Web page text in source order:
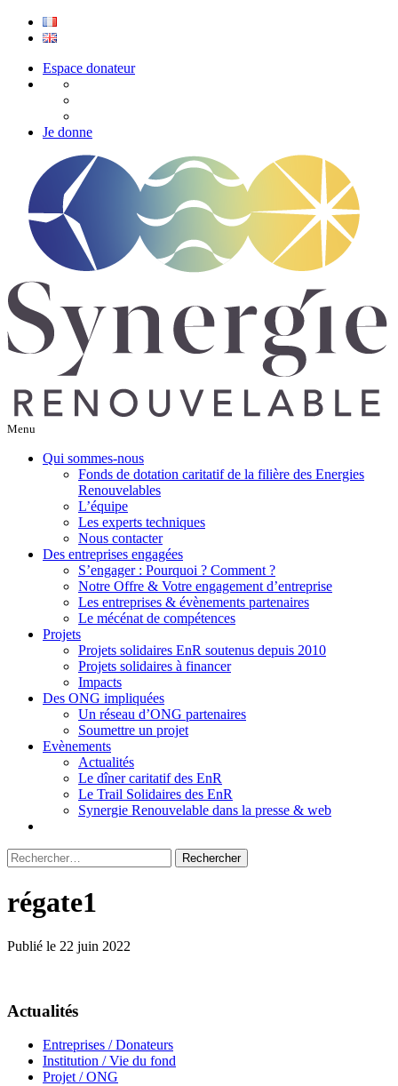
Espace donateur
Je donne
Menu
Qui sommes-nous
Fonds de dotation caritatif de la filière des Energies
Renouvelables
L’équipe
Les experts techniques
Nous contacter
Des entreprises engagées
S’engager : Pourquoi ? Comment ?
Notre Offre & Votre engagement d’entreprise
Les entreprises & évènements partenaires
Le mécénat de compétences
Projets
Projets solidaires EnR soutenus depuis 2010
Projets solidaires à financer
Impacts
Des ONG impliquées
Un réseau d’ONG partenaires
Soumettre un projet
Evènements
Actualités
Le dîner caritatif des EnR
Le Trail Solidaires des EnR
Synergie Renouvelable dans la presse & web
Rechercher :
régate1
Publié le 22 juin 2022
Actualités
Entreprises / Donateurs
Institution / Vie du fond
Projet / ONG